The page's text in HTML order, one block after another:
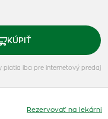
KÚPIŤ
platia iba pre internetový predaj
Rezervovať na lekárni